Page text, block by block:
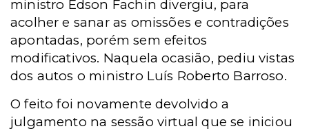
ministro Edson Fachin divergiu, para
acolher e sanar as omissões e contradições
apontadas, porém sem efeitos
modificativos. Naquela ocasião, pediu vistas
dos autos o ministro Luís Roberto Barroso.
O feito foi novamente devolvido a
julgamento na sessão virtual que se iniciou